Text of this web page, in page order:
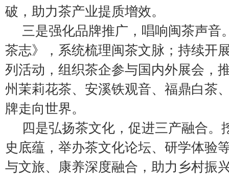
破，助力茶产业提质增效。
三是强化品牌推广，唱响闽茶声音
茶志》，系统梳理闽茶文脉；持续开
列活动，组织茶企参与国内外展会，
州茉莉花茶、安溪铁观音、福鼎白茶
牌走向世界。
四是弘扬茶文化，促进三产融合。
史底蕴，举办茶文化论坛、研学体验
与文旅、康养深度融合，助力乡村振